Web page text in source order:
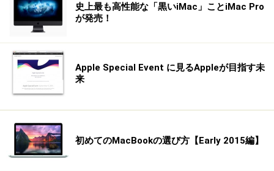
インストールと登録のしやすさ
Macでプリンタを使えるようにするには、まずプリンタ
付属のマニュアルを参考に、プリンタ付属のCD-ROMか
らソフトウェアをインストールしておきます。必要に応
じて、無線LANなどのネットワークの設定も済ませてお
きましょう。
史上最も高性能な「黒いiMac」ことiMac Pro
が発売！
Apple Special Event に見るAppleが目指す未
来
初めてのMacBookの選び方【Early 2015編】